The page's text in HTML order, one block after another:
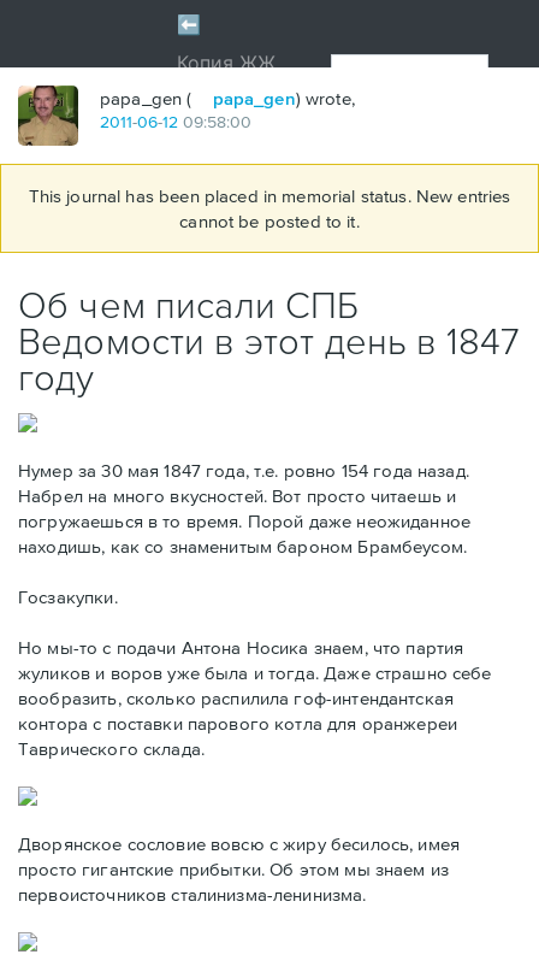
papa_gen ( papa_gen) wrote,
2011-06-12 09:58:00
This journal has been placed in memorial status. New entries
cannot be posted to it.
Об чем писали СПБ
Ведомости в этот день в 1847
году
Нумер за 30 мая 1847 года, т.е. ровно 154 года назад.
Набрел на много вкусностей. Вот просто читаешь и
погружаешься в то время. Порой даже неожиданное
находишь, как со знаменитым бароном Брамбеусом.
Госзакупки.
Но мы-то с подачи Антона Носика знаем, что партия
жуликов и воров уже была и тогда. Даже страшно себе
вообразить, сколько распилила гоф-интендантская
контора с поставки парового котла для оранжереи
Таврического склада.
Дворянское сословие вовсю с жиру бесилось, имея
просто гигантские прибытки. Об этом мы знаем из
первоисточников сталинизма-ленинизма.